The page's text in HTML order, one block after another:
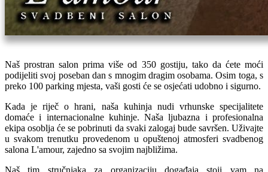
Naš prostran salon prima više od 350 gostiju, tako da ćete moći
podijeliti svoj poseban dan s mnogim dragim osobama. Osim toga, s
preko 100 parking mjesta, vaši gosti će se osjećati udobno i sigurno.
Kada je riječ o hrani, naša kuhinja nudi vrhunske specijalitete
domaće i internacionalne kuhinje. Naša ljubazna i profesionalna
ekipa osoblja će se pobrinuti da svaki zalogaj bude savršen. Uživajte
u svakom trenutku provedenom u opuštenoj atmosferi svadbenog
salona L'amour, zajedno sa svojim najbližima.
Naš tim stručnjaka za organizaciju događaja stoji vam na